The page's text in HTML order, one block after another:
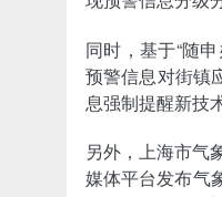
同时，基于“随
预警信息对街镇
息强制提醒新技
另外，上海市气
媒体平台发布气